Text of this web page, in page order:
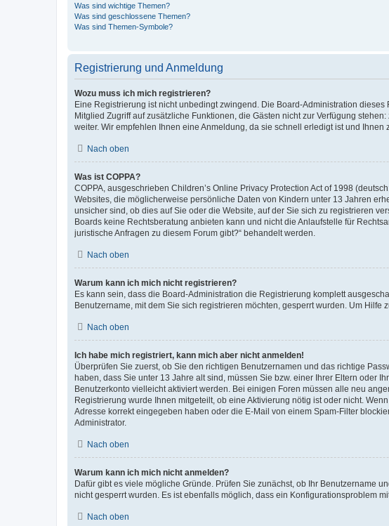
Was sind wichtige Themen?
Was sind geschlossene Themen?
Was sind Themen-Symbole?
Registrierung und Anmeldung
Wozu muss ich mich registrieren?
Eine Registrierung ist nicht unbedingt zwingend. Die Board-Administration
Mitglied Zugriff auf zusätzliche Funktionen, die Gästen nicht zur Verfügung
weiter. Wir empfehlen Ihnen eine Anmeldung, da sie schnell erledigt ist und Ihnen
Nach oben
Was ist COPPA?
COPPA, ausgeschrieben Children’s Online Privacy Protection Act of 1998
Websites, die möglicherweise persönliche Daten von Kindern unter 13 Jahren
unsicher sind, ob dies auf Sie oder die Website, auf der Sie sich zu registrieren
Boards keine Rechtsberatung anbieten kann und nicht die Anlaufstelle für
juristische Anfragen zu diesem Forum gibt?“ behandelt werden.
Nach oben
Warum kann ich mich nicht registrieren?
Es kann sein, dass die Board-Administration die Registrierung komplett
Benutzername, mit dem Sie sich registrieren möchten, gesperrt wurden. Um Hilfe
Nach oben
Ich habe mich registriert, kann mich aber nicht anmelden!
Überprüfen Sie zuerst, ob Sie den richtigen Benutzernamen und das richtige
haben, dass Sie unter 13 Jahre alt sind, müssen Sie bzw. einer Ihrer Eltern oder
Benutzerkonto vielleicht aktiviert werden. Bei einigen Foren müssen alle neu
Registrierung wurde Ihnen mitgeteilt, ob eine Aktivierung nötig ist oder nicht.
Adresse korrekt eingegeben haben oder die E-Mail von einem Spam-Filter
Administrator.
Nach oben
Warum kann ich mich nicht anmelden?
Dafür gibt es viele mögliche Gründe. Prüfen Sie zunächst, ob Ihr Benutzername
nicht gesperrt wurden. Es ist ebenfalls möglich, dass ein Konfigurationsproblem
Nach oben